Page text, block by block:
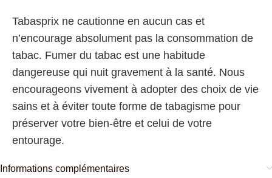
Tabasprix ne cautionne en aucun cas et
n’encourage absolument pas la consommation de
tabac. Fumer du tabac est une habitude
dangereuse qui nuit gravement à la santé. Nous
encourageons vivement à adopter des choix de vie
sains et à éviter toute forme de tabagisme pour
préserver votre bien-être et celui de votre
entourage.
Informations complémentaires